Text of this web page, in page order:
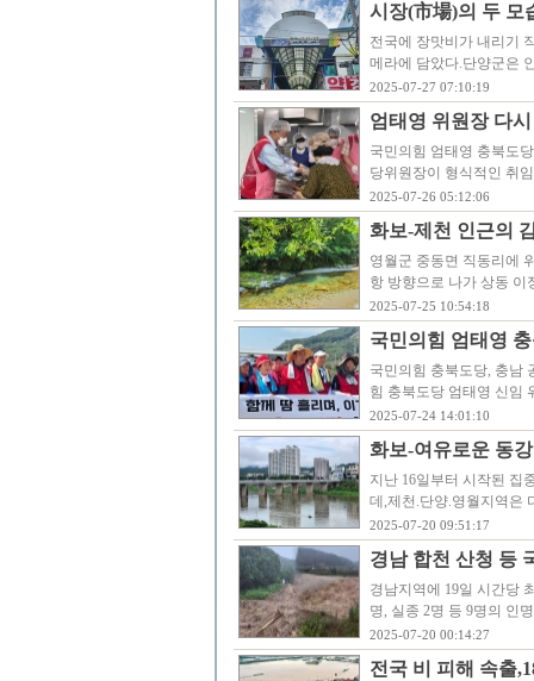
시장(市場)의 두
전국에 장맛비가 내리기
메라에 담았다.단양군은
2025-07-27 07:10:19
엄태영 위원장 다
국민의힘 엄태영 충북도
당위원장이 형식적인 취
2025-07-26 05:12:06
화보-제천 인근의
영월군 중동면 직동리에
항 방향으로 나가 상동
2025-07-25 10:54:18
국민의힘 엄태영
국민의힘 충북도당, 충남
힘 충북도당 엄태영 신임
2025-07-24 14:01:10
화보-여유로운 동
지난 16일부터 시작된 집
데,제천.단양.영월지역은
2025-07-20 09:51:17
경남 합천 산청 등
경남지역에 19일 시간당
명, 실종 2명 등 9명의 인
2025-07-20 00:14:27
전국 비 피해 속출